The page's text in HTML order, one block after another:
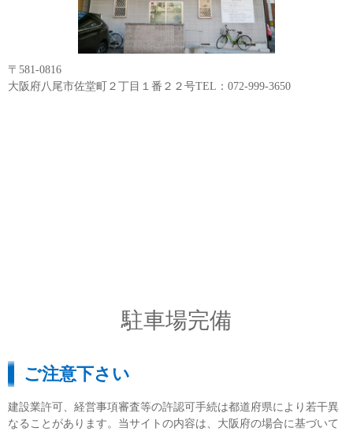
〒581-0816
大阪府八尾市佐堂町２丁目１番２２号TEL：072-999-3650
駐車場完備
ご注意下さい
建設業許可、経営事項審査等の許認可手続は都道府県により若干異
なることがあります。当サイトの内容は、大阪府の場合に基づいて